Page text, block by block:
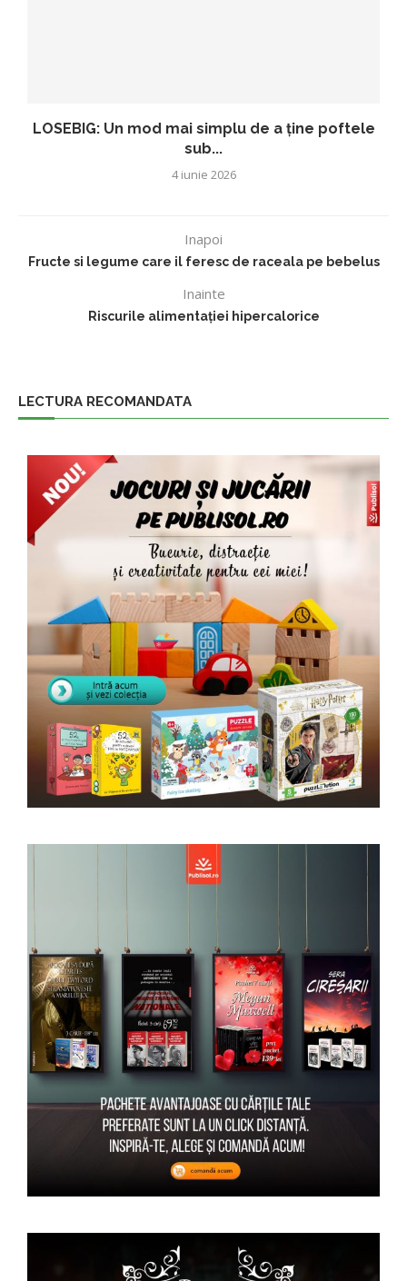
LOSEBIG: Un mod mai simplu de a ține poftele
sub...
4 iunie 2026
Inapoi
Fructe si legume care il feresc de raceala pe bebelus
Inainte
Riscurile alimentației hipercalorice
LECTURA RECOMANDATA